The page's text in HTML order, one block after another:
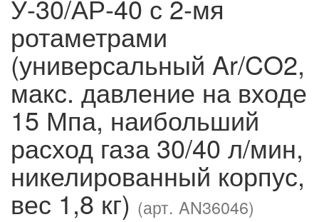
У-30/АР-40 с 2-мя
ротаметрами
(универсальный Ar/CO2,
макс. давление на входе
15 Мпа, наибольший
расход газа 30/40 л/мин,
никелированный корпус,
вес 1,8 кг) (арт. AN36046)